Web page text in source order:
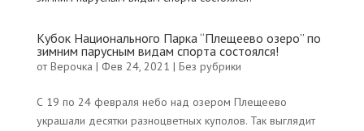
Кубок Национального Парка “Плещеево озеро” по
зимним парусным видам спорта состоялся!
отВерочка | Фев 24, 2021 | Без рубрики
С 19 по 24 февраля небо над озером Плещеево
украшали десятки разноцветных куполов. Так выглядит